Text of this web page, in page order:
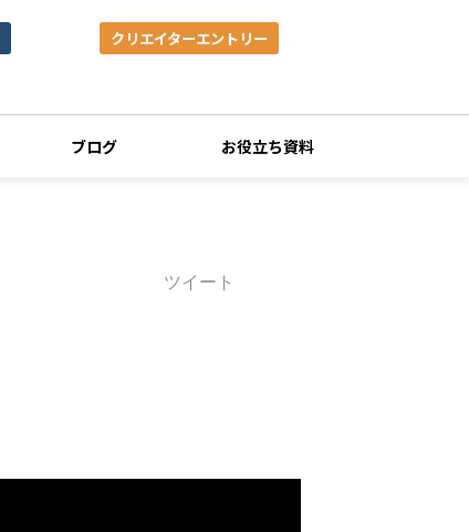
クリエイターエントリー
ブログ お役立ち資料
ツイート